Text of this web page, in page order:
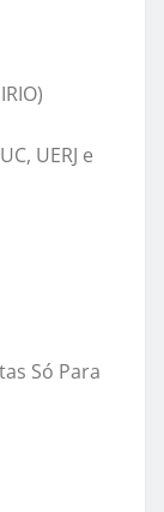
UERJ e
Só Para